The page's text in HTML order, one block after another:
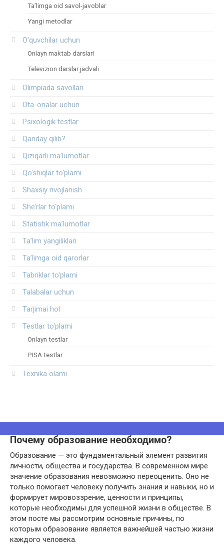
Ta’limga oid savol-javoblar
Yangi metodlar
O‘quvchilar uchun
Onlayn maktab darslari
Televizion darslar jadvali
Olimpiada savollari
Ota-onalar uchun
Psixologik testlar
Qanday qilib?
Qiziqarli ma’lumotlar
Qo‘shiqlar to‘plami
Shaxsiy rivojlanish
She’rlar to‘plami
Statistik ma’lumotlar
Ta’lim yangiliklari
Ta’limga oid qarorlar
Tabriklar to'plami
Talabalar uchun
Tarjimai hol
Testlar to‘plami
Onlayn testlar
PISA testlar
Texnika olami
Почему образование необходимо?
Образование — это фундаментальный элемент развития
личности, общества и государства. В современном мире
значение образования невозможно переоценить. Оно не
только помогает человеку получить знания и навыки, но и
формирует мировоззрение, ценности и принципы,
которые необходимы для успешной жизни в обществе. В
этом посте мы рассмотрим основные причины, по
которым образование является важнейшей частью жизни
каждого человека.